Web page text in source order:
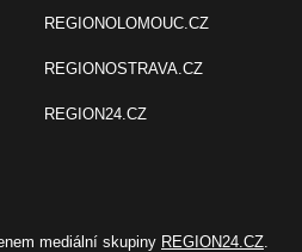
REGIONOLOMOUC.CZ
REGIONOSTRAVA.CZ
REGION24.CZ
mediální skupiny REGION24.CZ.